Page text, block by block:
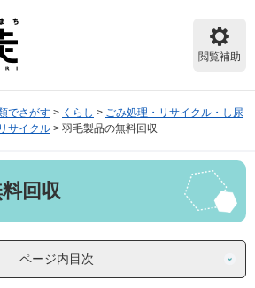
閲覧補助
でさがす > くらし > ごみ処理・リサイクル・し尿
サイクル > 羽毛製品の無料回収
回収
ページ内目次